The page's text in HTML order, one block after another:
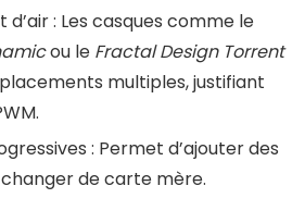
: Les casques comme le
ou le Fractal Design Torrent
multiples, justifiant
: Permet d’ajouter des
de carte mère.